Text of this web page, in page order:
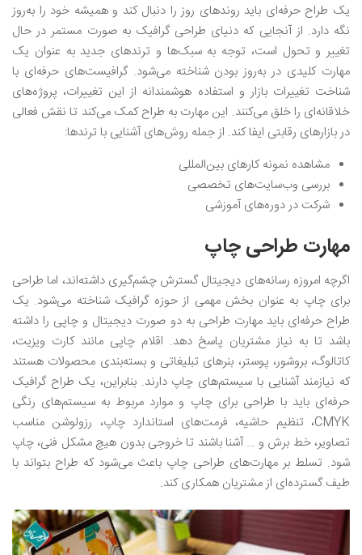
یک طراح حرفه‌ای باید روندهای روز را دنبال کند و همیشه خود را به‌روز
نگه دارد. از آنجایی که دنیای طراحی گرافیک به صورت مستمر در حال
تغییر و تحول است، توجه به سبک‌ها و ترندهای جدید به عنوان یک
مهارت کلیدی در به‌روز بودن شناخته می‌شود. گرافیست‌های حرفه‌ای با
شناخت تغییرات بازار و استفاده هوشمندانه‌ از این تغییرات، پروژه‌های
خلاقانه‌ای را خلق می‌کنند. این مهارت به طراح کمک می‌کند تا نقش فعالی
در بازارهای رقابتی ایفا کند. از جمله روش‌های آشنایی با ترندها:
مشاهده نمونه کارهای بین‌المللی
بررسی وب‌سایت‌های تخصصی
شرکت در دوره‌های آموزشی
مهارت طراحی چاپ
اگرچه امروزه رسانه‌های دیجیتال گسترش چشم‌گیری داشته‌اند، اما طراحی
برای چاپ به عنوان بخش مهمی از حوزه گرافیک شناخته می‌شود. یک
طراح حرفه‌ای باید مهارت طراحی به دو صورت دیجیتال و چاپی را داشته
باشد تا به نیاز مشتریان پاسخ دهد. اقلام چاپی مانند کارت ویزیت،
کاتالوگ، بروشور، پوستر، بنرهای تبلیغاتی و بسته‌بندی محصولات هستند
که نیازمند آشنایی با سیستم‌های چاپ دارند. بنابراین، یک طراح گرافیک
حرفه‌ای باید با طراحی برای چاپ و موارد مربوط به سیستم‌های رنگی
CMYK، تنظیم حاشیه، فرمت‌های استاندارد چاپ، رزولوشن مناسب
تصاویر، خط برش و … آشنا باشند تا خروجی بدون هیچ مشکل فنی، چاپ
شود. تسلط بر مهارت‌های طراحی چاپ باعث می‌شود که طراح بتواند با
طیف گسترده‌ای از مشتریان همکاری کند.